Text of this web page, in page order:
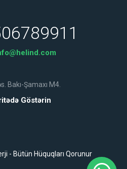
Bakı-Şamaxı M4.
Göstərin
- Bütün Hüquqları Qorunur